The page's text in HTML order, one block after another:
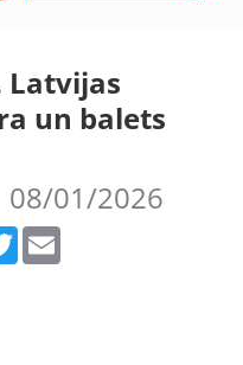
Latvijas
un balets
08/01/2026
Twitter